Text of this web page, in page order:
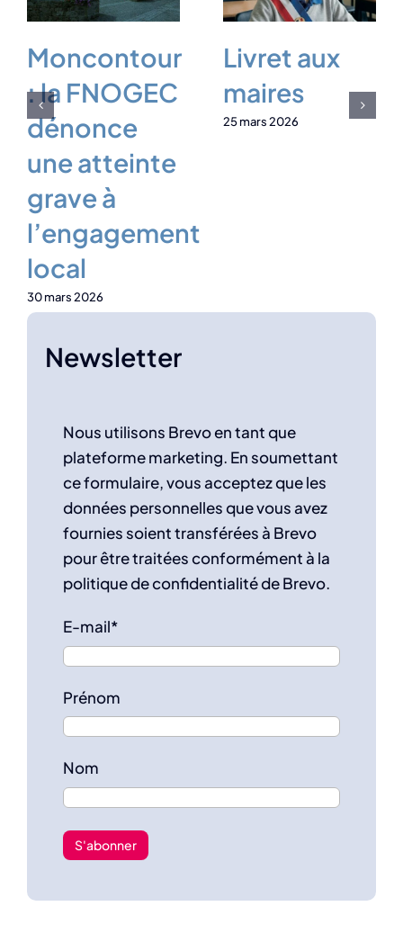
Moncontour
: la FNOGEC
dénonce
une atteinte
grave à
l’engagement
local
30 mars 2026
Livret aux
maires
25 mars 2026
Newsletter
Nous utilisons Brevo en tant que
plateforme marketing. En soumettant
ce formulaire, vous acceptez que les
données personnelles que vous avez
fournies soient transférées à Brevo
pour être traitées conformément à la
politique de confidentialité de Brevo.
E-mail*
Prénom
Nom